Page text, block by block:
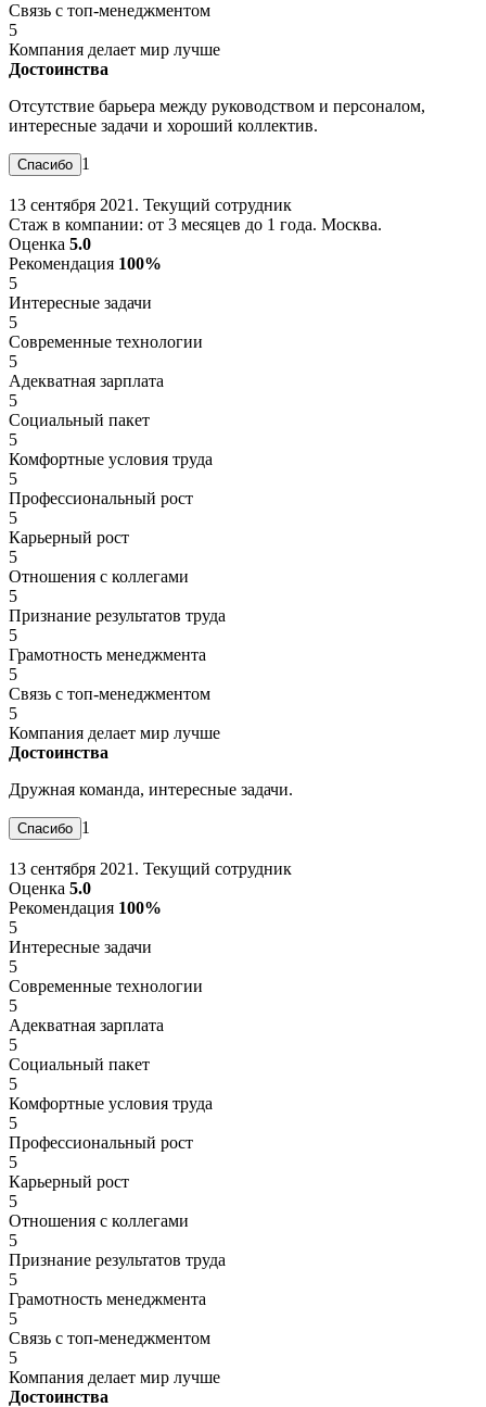
Связь с топ-менеджментом
5
Компания делает мир лучше
Достоинства
Отсутствие барьера между руководством и персоналом,
интересные задачи и хороший коллектив.
1
13 сентября 2021. Текущий сотрудник
Стаж в компании: от 3 месяцев до 1 года. Москва.
Оценка 5.0
Рекомендация 100%
5
Интересные задачи
5
Современные технологии
5
Адекватная зарплата
5
Социальный пакет
5
Комфортные условия труда
5
Профессиональный рост
5
Карьерный рост
5
Отношения с коллегами
5
Признание результатов труда
5
Грамотность менеджмента
5
Связь с топ-менеджментом
5
Компания делает мир лучше
Достоинства
Дружная команда, интересные задачи.
1
13 сентября 2021. Текущий сотрудник
Оценка 5.0
Рекомендация 100%
5
Интересные задачи
5
Современные технологии
5
Адекватная зарплата
5
Социальный пакет
5
Комфортные условия труда
5
Профессиональный рост
5
Карьерный рост
5
Отношения с коллегами
5
Признание результатов труда
5
Грамотность менеджмента
5
Связь с топ-менеджментом
5
Компания делает мир лучше
Достоинства